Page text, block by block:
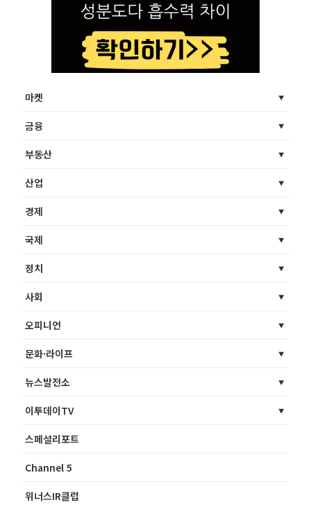
마켓
금융
부동산
산업
경제
국제
정치
사회
오피니언
문화·라이프
뉴스발전소
이투데이TV
스페셜리포트
Channel 5
위너스IR클럽